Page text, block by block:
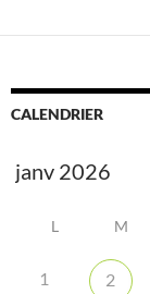
CALENDRIER
L M
1 2